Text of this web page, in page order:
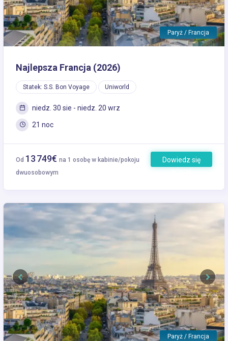
Paryż / Francja
Najlepsza Francja (2026)
Statek: S.S. Bon Voyage Uniworld
niedz. 30 sie - niedz. 20 wrz
21 noc
Od 13 749€ na 1 osobę w kabinie/pokoju
dwuosobowym
Dowiedz się
więcej
Paryż / Francja
Previous Next